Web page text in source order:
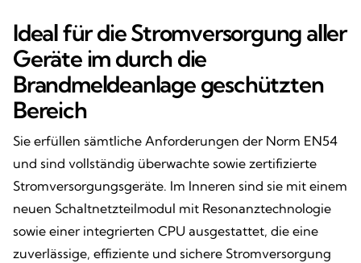
Ideal für die Stromversorgung aller
Geräte im durch die
Brandmeldeanlage geschützten
Bereich
Sie erfüllen sämtliche Anforderungen der Norm EN54
und sind vollständig überwachte sowie zertifizierte
Stromversorgungsgeräte. Im Inneren sind sie mit einem
neuen Schaltnetzteilmodul mit Resonanztechnologie
sowie einer integrierten CPU ausgestattet, die eine
zuverlässige, effiziente und sichere Stromversorgung